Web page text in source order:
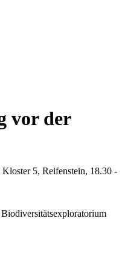
vor der
5, Reifenstein, 18.30 -